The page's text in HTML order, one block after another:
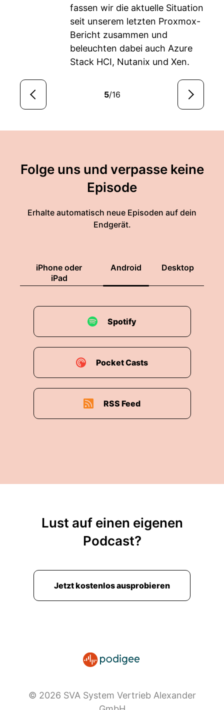
fassen wir die aktuelle Situation
seit unserem letzten Proxmox-
Bericht zusammen und
beleuchten dabei auch Azure
Stack HCI, Nutanix und Xen.
5/16
Folge uns und verpasse keine
Episode
Erhalte automatisch neue Episoden auf dein
Endgerät.
iPhone oder
iPad
Android Desktop
Spotify
Pocket Casts
RSS Feed
Lust auf einen eigenen
Podcast?
Jetzt kostenlos ausprobieren
© 2026 SVA System Vertrieb Alexander